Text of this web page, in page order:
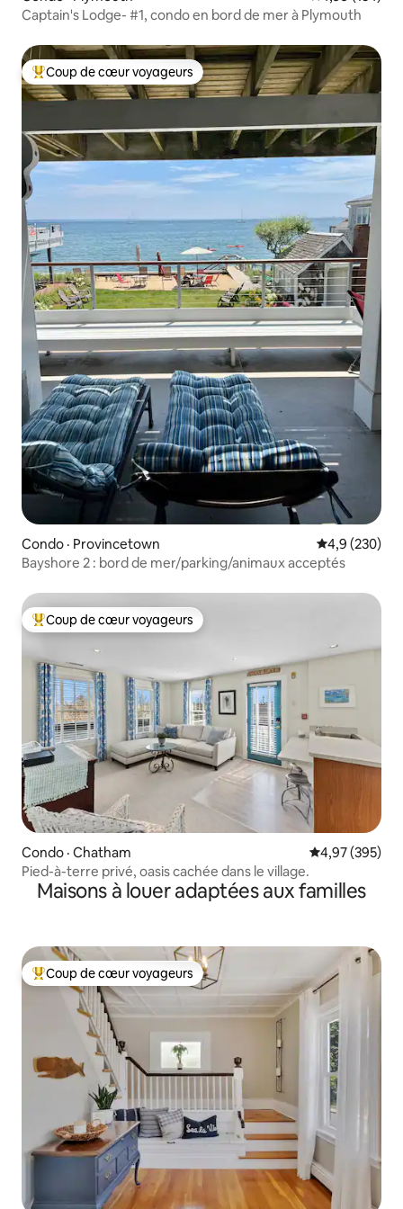
Captain's Lodge- #1, condo en bord de mer à Plymouth
Coup de cœur voyageurs parmi les plus aimés
Coup de cœur voyageurs
Condo · Provincetown Note
4,9 (230)
Bayshore 2 : bord de mer/parking/animaux acceptés
Coup de cœur voyageurs parmi les plus aimés
Coup de cœur voyageurs
Condo · Chatham Note
4,97 (395)
Pied-à-terre privé, oasis cachée dans le village.
Maisons à louer adaptées aux familles
Coup de cœur voyageurs parmi les plus aimés
Coup de cœur voyageurs